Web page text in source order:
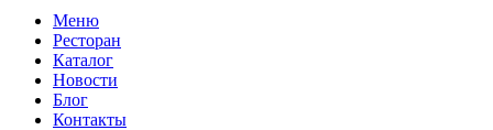
Меню
Ресторан
Каталог
Новости
Блог
Контакты